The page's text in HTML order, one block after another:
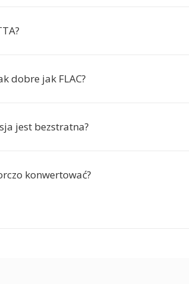
dobre jak FLAC?
jest bezstratna?
konwertować?